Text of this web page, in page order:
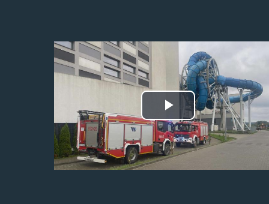
Odtwórz
wideo